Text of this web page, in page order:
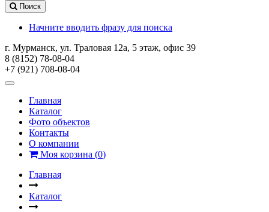
Поиск
Начните вводить фразу для поиска
г. Мурманск, ул. Траловая 12а, 5 этаж, офис 39
8 (8152) 78-08-04
+7 (921) 708-08-04
Главная
Каталог
Фото объектов
Контакты
О компании
Моя корзина (0)
Главная
Каталог